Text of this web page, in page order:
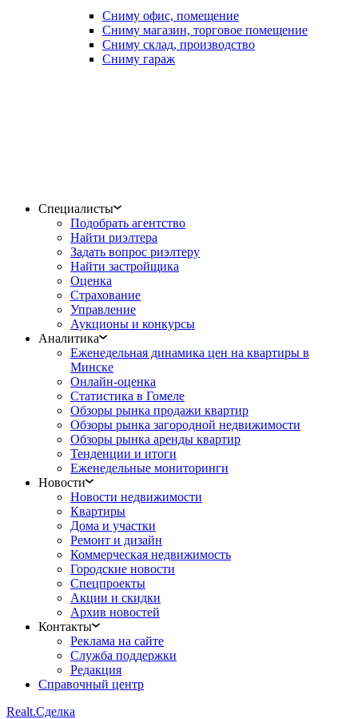
Сниму офис, помещение
Сниму магазин, торговое помещение
Сниму склад, производство
Сниму гараж
Специалисты
Подобрать агентство
Найти риэлтера
Задать вопрос риэлтеру
Найти застройщика
Оценка
Страхование
Управление
Аукционы и конкурсы
Аналитика
Еженедельная динамика цен на квартиры в
Минске
Онлайн-оценка
Статистика в Гомеле
Обзоры рынка продажи квартир
Обзоры рынка загородной недвижимости
Обзоры рынка аренды квартир
Тенденции и итоги
Еженедельные мониторинги
Новости
Новости недвижимости
Квартиры
Дома и участки
Ремонт и дизайн
Коммерческая недвижимость
Городские новости
Спецпроекты
Акции и скидки
Архив новостей
Контакты
Реклама на сайте
Служба поддержки
Редакция
Справочный центр
Realt.Сделка